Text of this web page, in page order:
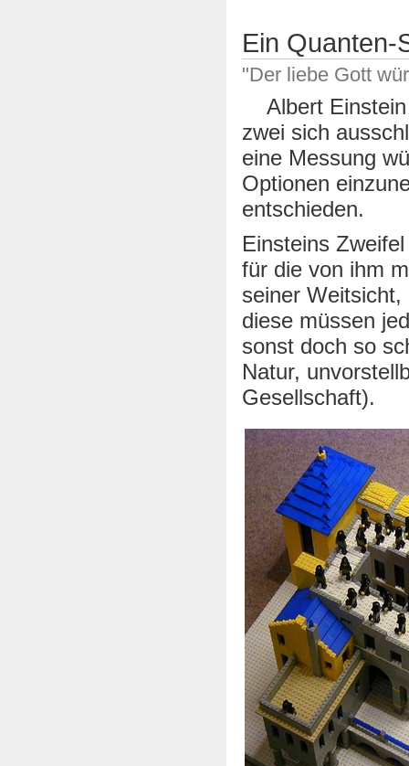
Ein Quanten-
"Der liebe Gott
Albert Einstein
zwei sich
eine Messung
Optionen
entschieden.
Einsteins
für die von ihm
seiner
diese müssen
sonst doch so
Natur,
Gesellschaft).